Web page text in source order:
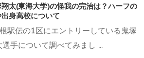
翔太(東海大学)の怪我の完治は？ハーフの
身高校について
駅伝の1区にエントリーしている鬼塚
選手について調べてみまし ...